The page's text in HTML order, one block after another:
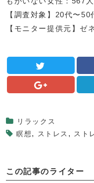
【調査対象】20代〜
【モニター提供元】ゼ
リラックス
瞑想, ストレス , スト
この記事のライター